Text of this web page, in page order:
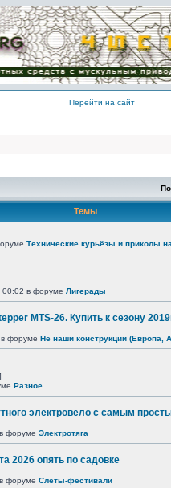
Перейти на сайт
Темы
Технические курьёзы и приколы
в форуме Лигерады
MTS-26. Купить к сезону
форуме Не наши конструкции (Европа,
]
Разное
электровело с самым
форуме Электротяга
2026 опять по садовке
форуме Слеты-фестивали